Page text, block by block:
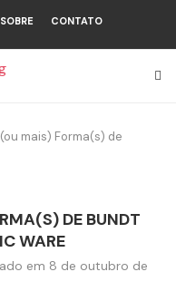
SOBRE CONTATO
mais) Forma(s) de
DE BUNDT
WARE
em 8 de outubro de